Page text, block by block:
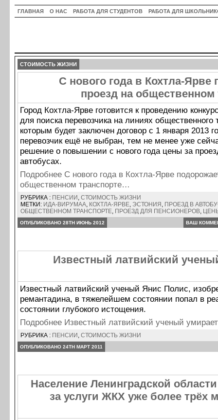
ГЛАВНАЯ О НАС РАБОТА ДЛЯ СТУДЕНТОВ РАБОТА ДЛЯ
СТОИМОСТЬ ЖИЗНИ
С нового года в Кохтла-Ярве
проезд на общественном
Город Кохтла-Ярве готовится к проведению
для поиска перевозчика на линиях общественного
которым будет заключен договор с 1 января 2013
перевозчик ещё не выбран, тем не менее уже
решение о повышении с нового года цены за
автобусах.
Подробнее С нового года в Кохтла-Ярве
общественном транспорте…
РУБРИКА : ПЕНСИИ , СТОИМОСТЬ ЖИЗНИ
МЕТКИ: ИДА-ВИРУМАА, КОХТЛА-ЯРВЕ, ЭСТОНИЯ , ПРОЕЗД В
ОБЩЕСТВЕННОМ ТРАНСПОРТЕ, ПРОЕЗД ДЛЯ ПЕНСИОНЕРОВ,
ОПУБЛИКОВАНО 28TH ИЮНЬ 2012 ВАШ
Известный латвийский
Известный латвийский ученый Янис Полис,
ремантадина, в тяжелейшем состоянии попал в
состоянии глубокого истощения.
Подробнее Известный латвийский ученый
РУБРИКА : ПЕНСИИ , СТОИМОСТЬ ЖИЗНИ
ОПУБЛИКОВАНО 24TH МАРТ 2011
Население Ленинградской
за услуги ЖКХ уже более трёх